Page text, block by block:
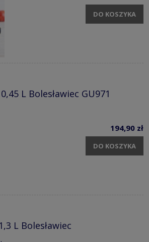
DO KOSZYKA
L Bolesławiec GU971
194,90 zł
DO KOSZYKA
L Bolesławiec